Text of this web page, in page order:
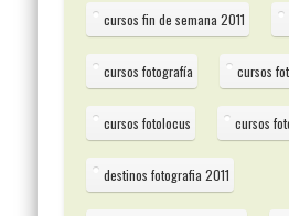
cursos fin de semana 2011
cursos fotografía cursos
cursos fotolocus cursos
destinos fotografia 2011